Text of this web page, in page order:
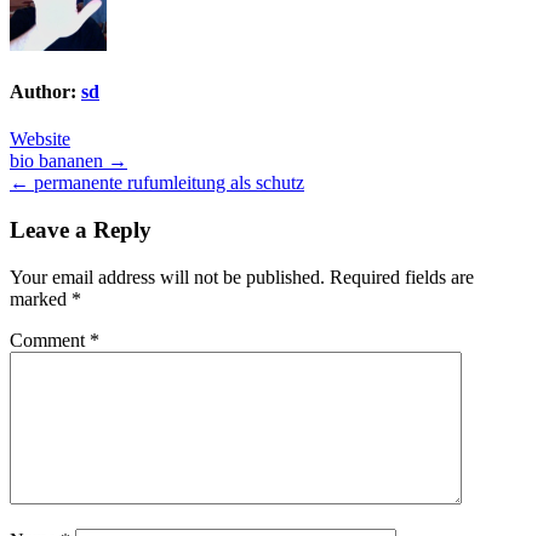
Author: sd
Website
Post
navigation
bio bananen →
← permanente rufumleitung als schutz
Leave a Reply
Your email address will not be published. Required fields are
marked *
Comment *